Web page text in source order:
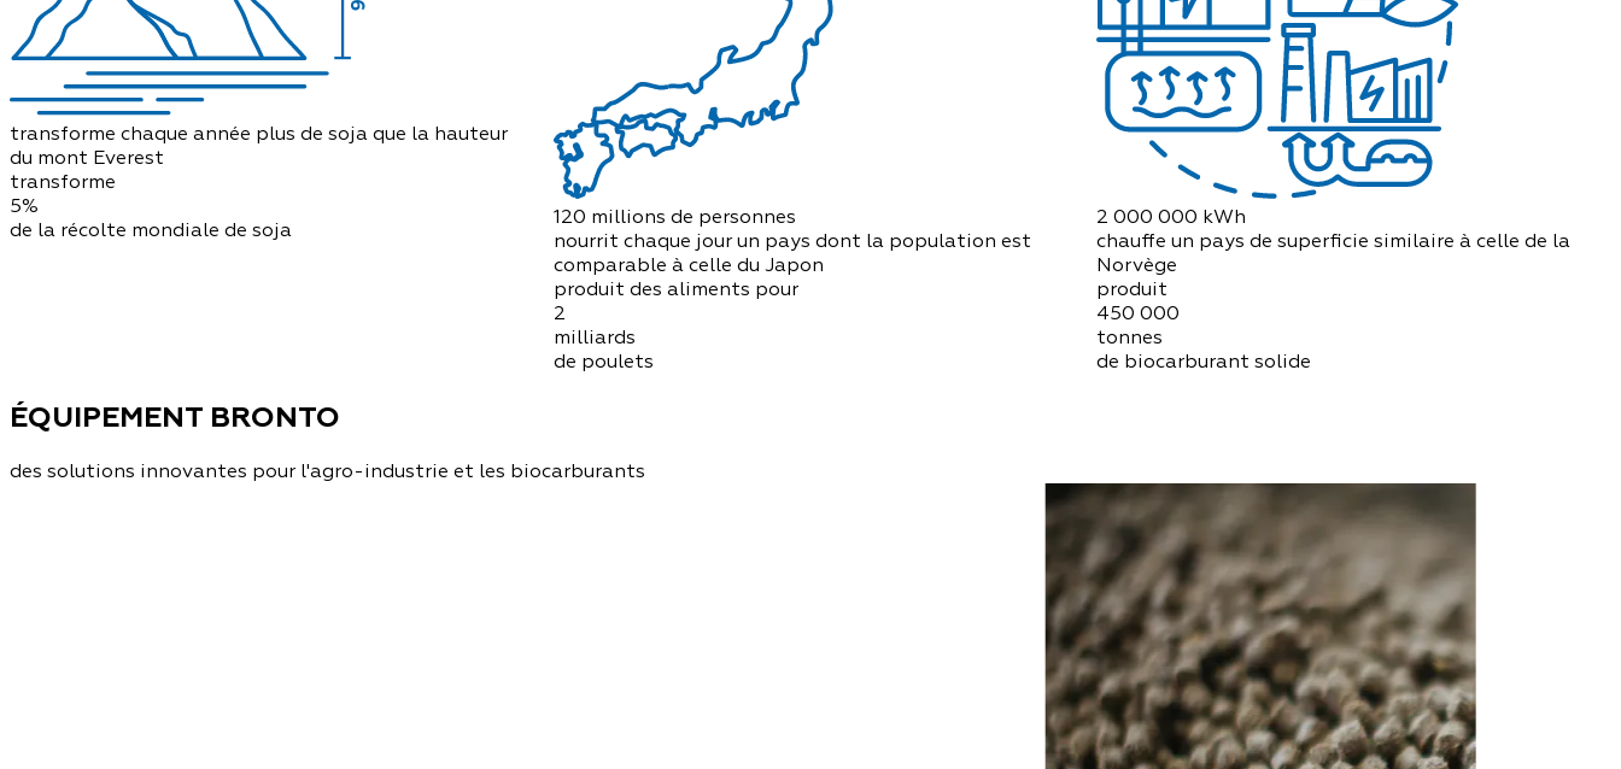
transforme chaque année plus de soja que la hauteur
du mont Everest
transforme
5%
de la récolte mondiale de soja
120 millions de personnes
nourrit chaque jour un pays dont la population est
comparable à celle du Japon
produit des aliments pour
2
milliards
de poulets
2 000 000 kWh
chauffe un pays de superficie similaire à celle de la
Norvège
produit
450 000
tonnes
de biocarburant solide
ÉQUIPEMENT BRONTO
des solutions innovantes pour l'agro-industrie et les biocarburants